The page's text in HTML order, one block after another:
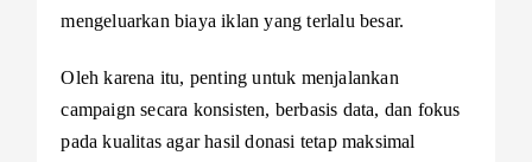
mengeluarkan biaya iklan yang terlalu besar.
Oleh karena itu, penting untuk menjalankan
campaign secara konsisten, berbasis data, dan fokus
pada kualitas agar hasil donasi tetap maksimal